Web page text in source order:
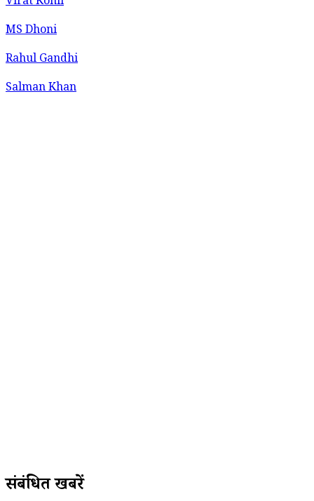
MS Dhoni
Rahul Gandhi
Salman Khan
संबंधित खबरें